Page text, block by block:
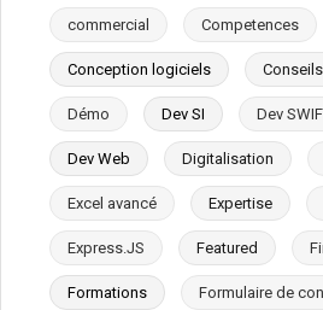
commercial Competences
Conception logiciels Conseils
Démo Dev SI Dev
Dev Web Digitalisation
Excel avancé Expertise
Express.JS Featured
Formations Formulaire de